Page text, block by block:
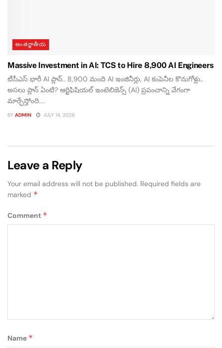
అంతర్జాతీయ
Massive Investment in AI: TCS to Hire 8,900 AI Engineers
టీసీఎస్ భారీ AI ప్లాన్.. 8,900 మంది AI ఇంజినీర్లు, AI కంపెనీల కొనుగోళ్లు..
అసలు ప్లాన్ ఏంటి? ఆర్టిఫిషియల్ ఇంటెలిజెన్స్ (AI) ప్రపంచాన్ని వేగంగా
మార్చేస్తోంది....
BY ADMIN JULY 14, 2026
Leave a Reply
Your email address will not be published. Required fields are
marked *
Comment *
Name *